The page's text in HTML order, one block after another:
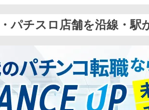
パチスロ店舗を沿線・駅